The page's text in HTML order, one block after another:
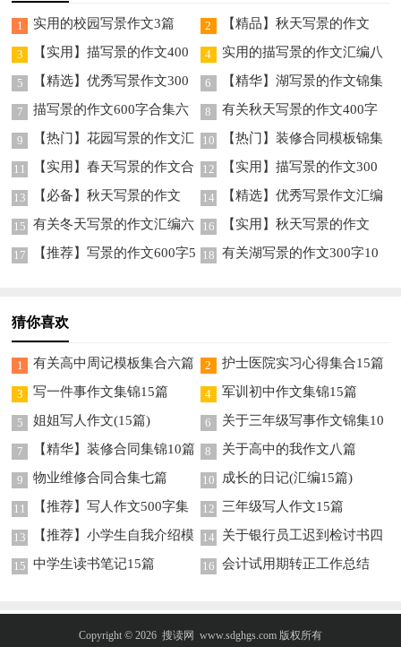
1 实用的校园写景作文3篇 2
【精品】秋天写景的作文
400字4篇
3
【实用】描写景的作文400
字5篇
4
实用的描写景的作文汇编八
篇
5
【精选】优秀写景作文300
字七篇
6
【精华】湖写景的作文锦集
9篇
7
描写景的作文600字合集六
篇
8
有关秋天写景的作文400字
三篇
9
【热门】花园写景的作文汇
编8篇
10
【热门】装修合同模板锦集
8篇
11
【实用】春天写景的作文合
集七篇
12
【实用】描写景的作文300
字7篇
13
【必备】秋天写景的作文
300字3篇
14
【精选】优秀写景作文汇编
7篇
15
有关冬天写景的作文汇编六
篇
16
【实用】秋天写景的作文
300字三篇
17
【推荐】写景的作文600字5 18 有关湖写景的作文300字10
猜你喜欢
1 有关高中周记模板集合六篇 2 护士医院实习心得集合15篇
3 写一件事作文集锦15篇 4 军训初中作文集锦15篇
5 姐姐写人作文(15篇) 6
关于三年级写事作文锦集10
篇
7 【精华】装修合同集锦10篇 8 关于高中的我作文八篇
9 物业维修合同合集七篇 10 成长的日记(汇编15篇)
11
【推荐】写人作文500字集
锦10篇
12 三年级写人作文15篇
13
【推荐】小学生自我介绍模
板汇编6篇
14
关于银行员工迟到检讨书四
篇
15 中学生读书笔记15篇 16 会计试用期转正工作总结
Copyright © 2026 搜读网 www.sdghgs.com 版权所有